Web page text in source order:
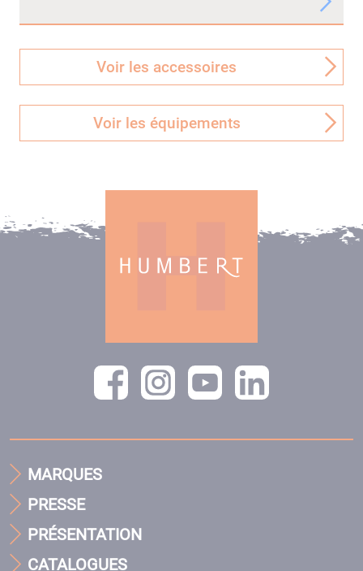
Voir les accessoires
Voir les équipements
MARQUES
PRESSE
PRÉSENTATION
CATALOGUES